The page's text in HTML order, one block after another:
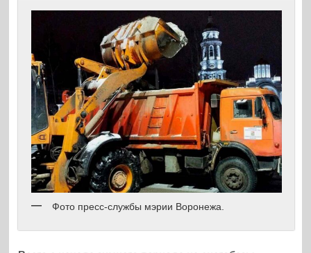
Фото пресс-службы мэрии Воронежа.